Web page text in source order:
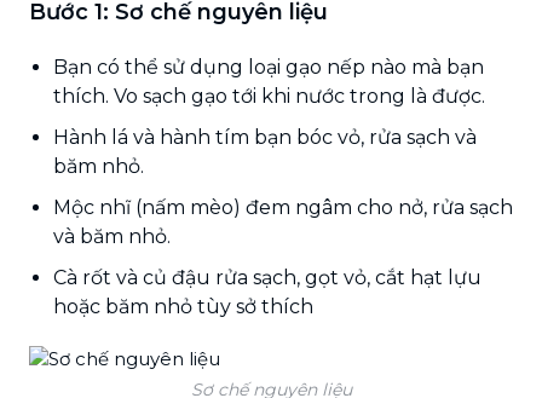
Bước 1: Sơ chế nguyên liệu
Bạn có thể sử dụng loại gạo nếp nào mà bạn
thích. Vo sạch gạo tới khi nước trong là được.
Hành lá và hành tím bạn bóc vỏ, rửa sạch và
băm nhỏ.
Mộc nhĩ (nấm mèo) đem ngâm cho nở, rửa sạch
và băm nhỏ.
Cà rốt và củ đậu rửa sạch, gọt vỏ, cắt hạt lựu
hoặc băm nhỏ tùy sở thích
Sơ chế nguyên liệu